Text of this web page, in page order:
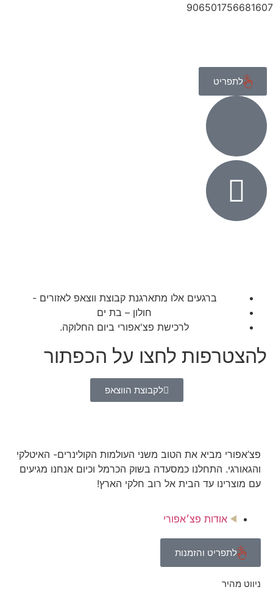
906501756681607
לתפריט
ברגעים אלו מתארגנת קבוצת ווצאפ לאזורים -
חולון – בת ים
לרכישת פצ'אפורי ביום החלוקה.​
להצטרפות לחצו על הכפתור
לקבוצת הווצאפ
פצ’אפורי מביא את הטוב משני העולמות הקולינרים- האיטלקי
והגאורגי. התחלנו כמסעדה בשוק הכרמל וכיום אנחנו מגיעים
עם מוצרינו עד הבית אל רוב חלקי הארץ!
אודות פצ׳אפורי
לתפריט והזמנות
ניווט מהיר